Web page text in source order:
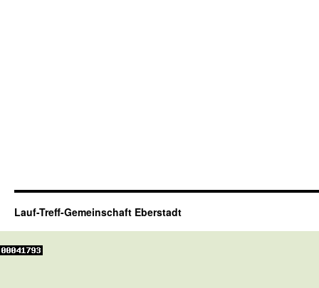
Lauf-Treff-Gemeinschaft Eberstadt